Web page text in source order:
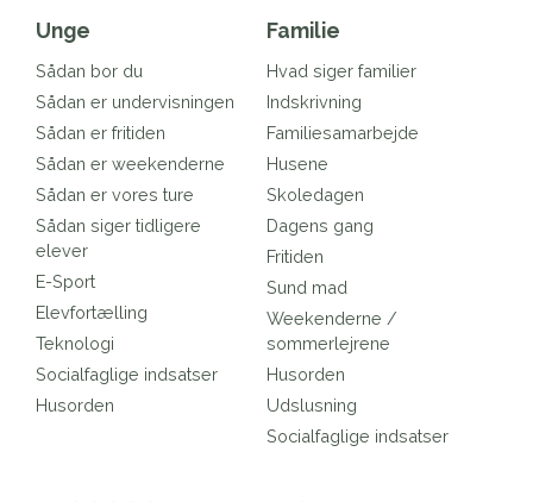
Unge
Sådan bor du
Sådan er undervisningen
Sådan er fritiden
Sådan er weekenderne
Sådan er vores ture
Sådan siger tidligere
elever
E-Sport
Elevfortælling
Teknologi
Socialfaglige indsatser
Husorden
Familie
Hvad siger familier
Indskrivning
Familiesamarbejde
Husene
Skoledagen
Dagens gang
Fritiden
Sund mad
Weekenderne /
sommerlejrene
Husorden
Udslusning
Socialfaglige indsatser